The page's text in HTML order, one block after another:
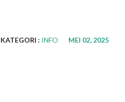
KATEGORI : INFO MEI 02, 2025